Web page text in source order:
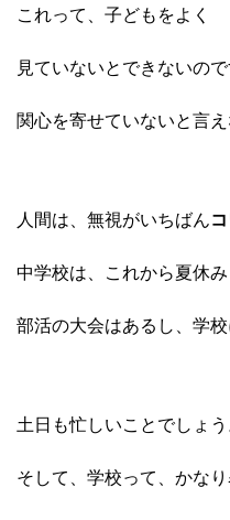
これって、子どもをよく
見ていないとできないので
関心を寄せていないと言え
人間は、無視がいちばん
中学校は、これから夏休み
部活の大会はあるし、学
土日も忙しいことでしょう
そして、学校って、かなり